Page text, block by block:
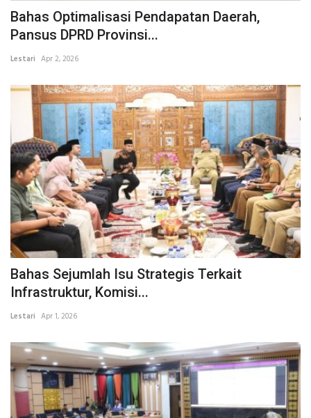
Bahas Optimalisasi Pendapatan Daerah,
Pansus DPRD Provinsi...
Lestari Apr 2, 2026
Bahas Sejumlah Isu Strategis Terkait
Infrastruktur, Komisi...
Lestari Apr 1, 2026